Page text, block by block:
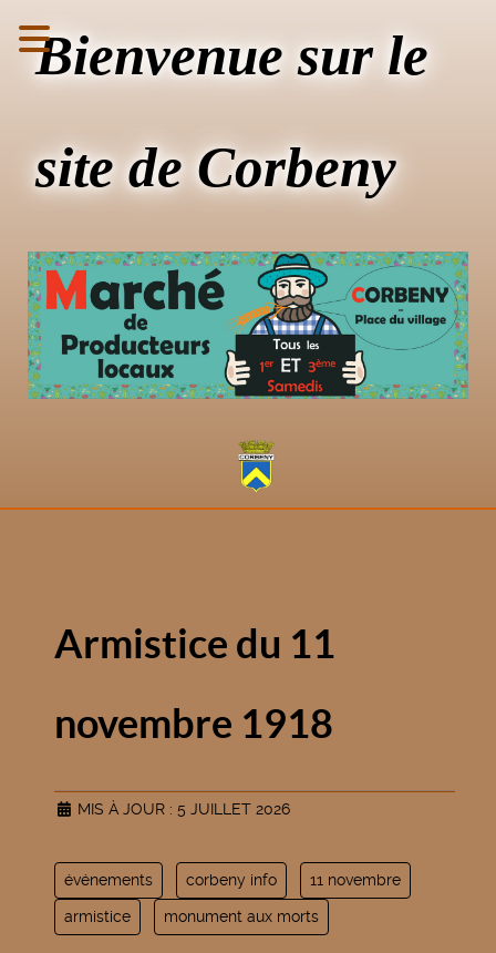
Bienvenue sur le
site de Corbeny
Armistice du 11
novembre 1918
MIS À JOUR : 5 JUILLET 2026
événements corbeny info 11 novembre
armistice monument aux morts